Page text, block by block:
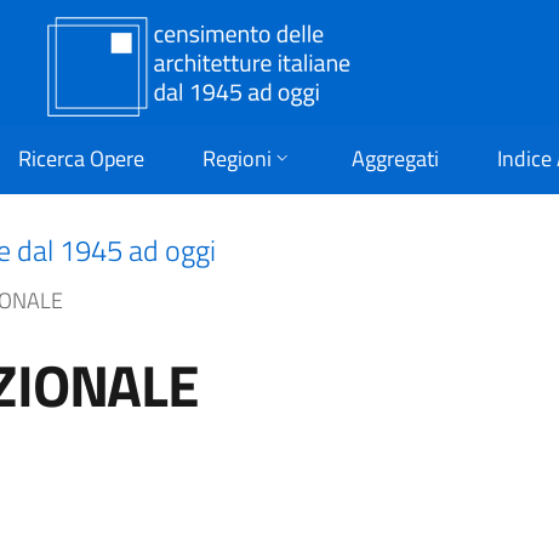
Ricerca Opere Regioni Aggregati
dal 1945 ad oggi